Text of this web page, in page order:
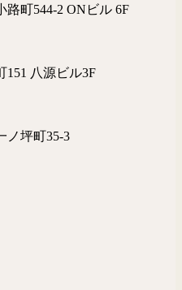
路町544-2 ONビル 6F
151 八源ビル3F
ノ坪町35-3